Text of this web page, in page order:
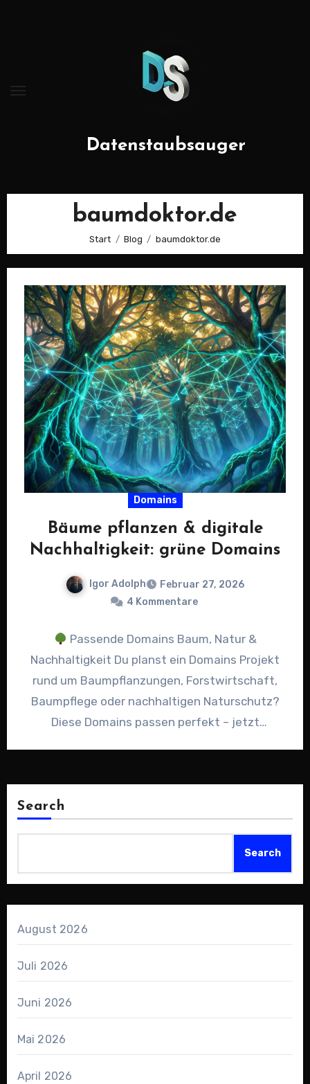
Datenstaubsauger
baumdoktor.de
Start Blog baumdoktor.de
Domains
Bäume pflanzen & digitale
Nachhaltigkeit: grüne Domains
Igor Adolph
Februar 27, 2026
4 Kommentare
Passende Domains Baum, Natur &
Nachhaltigkeit Du planst ein Domains Projekt
rund um Baumpflanzungen, Forstwirtschaft,
Baumpflege oder nachhaltigen Naturschutz?
Diese Domains passen perfekt – jetzt
Search
Search
August 2026
Juli 2026
Juni 2026
Mai 2026
April 2026